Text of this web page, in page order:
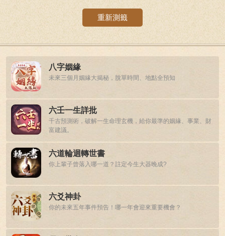
重新測籤
八字姻緣
未來三個月姻緣大揭秘，脫單時間、地點全預知
六壬一生詳批
千古預測術，破解一生命理玄機，給你最準的姻緣、事業、財
富建議。
六道輪迴轉世書
你上輩子曾落入哪一道？註定今生大器晚成?
六爻神卦
你的未來五年事件預告！哪一年會迎來重要機會？